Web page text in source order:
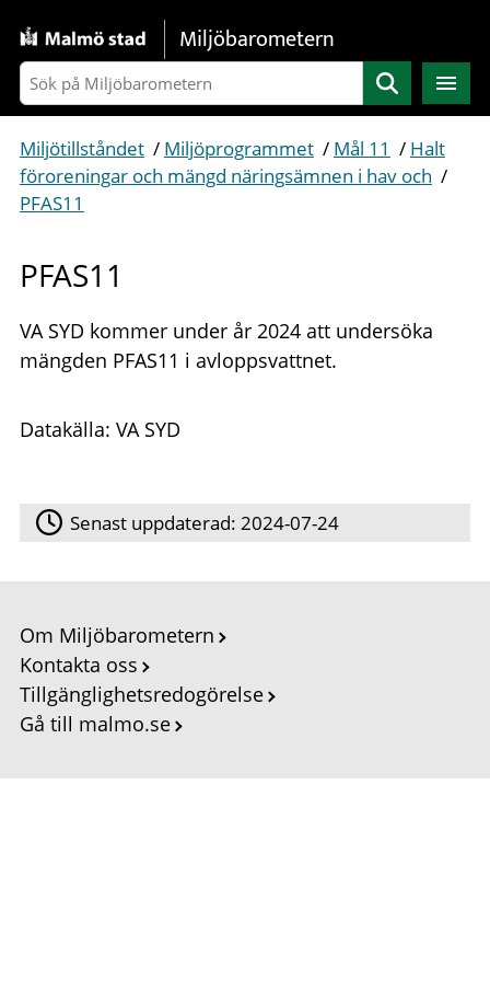
Gå direkt till sidans innehåll
Miljöbarometern
Sök
Miljötillståndet / Miljöprogrammet / Mål 11 / Halt
föroreningar och mängd näringsämnen i hav och /
PFAS11
PFAS11
VA SYD kommer under år 2024 att undersöka
mängden PFAS11 i avloppsvattnet.
Datakälla: VA SYD
Senast uppdaterad:2024-07-24
Om Miljöbarometern
Kontakta oss
Tillgänglighetsredogörelse
Gå till malmo.se